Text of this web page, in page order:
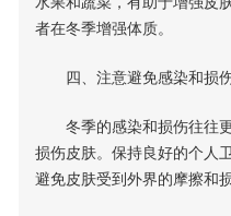
者在冬季增强体质。
四、注意避免感染和损
冬季的感染和损伤往往更
损伤皮肤。保持良好的个人
避免皮肤受到外界的摩擦和损